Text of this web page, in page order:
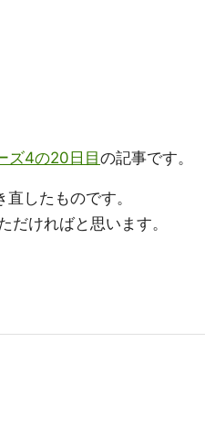
ズ4の20日目の記事です。
直したものです。
ければと思います。